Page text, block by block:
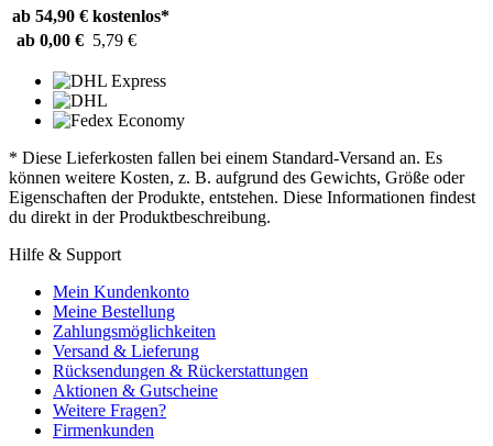
ab 54,90 € kostenlos*
ab 0,00 € 5,79 €
* Diese Lieferkosten fallen bei einem Standard-Versand an. Es
können weitere Kosten, z. B. aufgrund des Gewichts, Größe oder
Eigenschaften der Produkte, entstehen. Diese Informationen findest
du direkt in der Produktbeschreibung.
Hilfe & Support
Mein Kundenkonto
Meine Bestellung
Zahlungsmöglichkeiten
Versand & Lieferung
Rücksendungen & Rückerstattungen
Aktionen & Gutscheine
Weitere Fragen?
Firmenkunden